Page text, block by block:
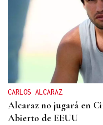
CARLOS ALCARAZ
Alcaraz no jugará en
Abierto de EEUU